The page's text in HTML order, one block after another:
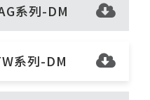
系列-DM
系列-DM